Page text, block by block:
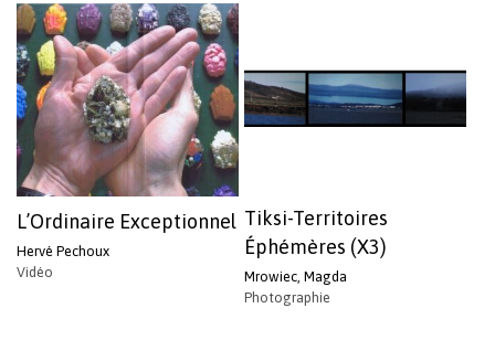
Revenir à l'Artotek
L’Ordinaire Exceptionnel
Hervé Pechoux
Vidéo
Tiksi-Territoires
Éphémères (X3)
Mrowiec, Magda
Photographie